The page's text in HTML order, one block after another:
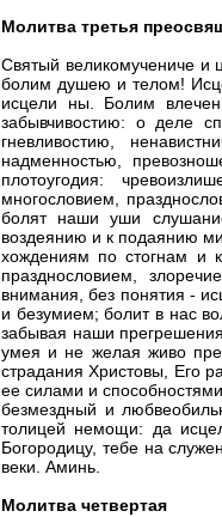
Молитва третья
Святый великомучениче и
болим душею и телом!
исцели ны. Болим
забывчивостию: о деле
гневливостию,
надменностью,
плотоугодия:
многословием,
болят наши уши
воздеянию и к подаянию
хождениям по стогнам и
празднословием,
внимания, без понятия -
и безумием; болит в нас
забывая наши
умея и не желая живо
страдания Христовы, Его
ее силами и
безмездный и
толицей немощи: да
Богородицу, тебе на
веки. Аминь.
Молитва четвертая